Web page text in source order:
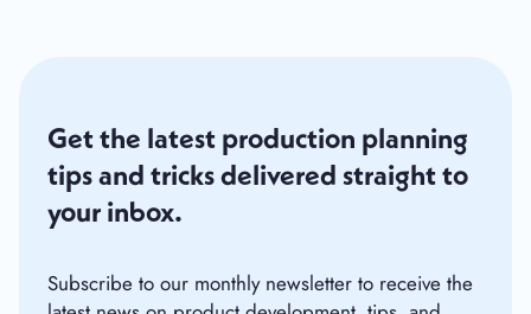
Get the latest production planning
tips and tricks delivered straight to
your inbox.
Subscribe to our monthly newsletter to receive the